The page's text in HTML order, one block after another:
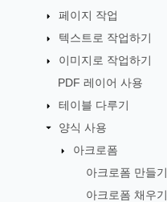
페이지 작업
텍스트로 작업하기
이미지로 작업하기
PDF 레이어 사용
테이블 다루기
양식 사용
아크로폼
아크로폼 만들기
아크로폼 채우기